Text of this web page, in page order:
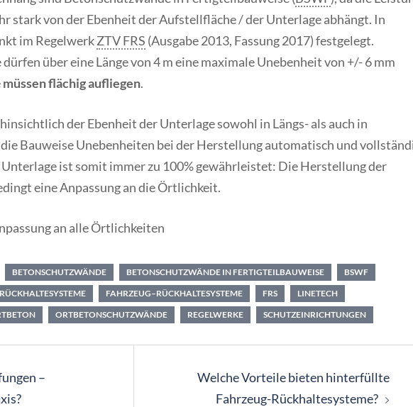
stark von der Ebenheit der Aufstellfläche / der Unterlage abhängt. In
im RegelwerkZTV FRS (Ausgabe 2013, Fassung 2017) festgelegt.
über eine Länge von 4 m eine maximale Unebenheit von +/- 6 mm
müssen flächig aufliegen.
der Ebenheit der Unterlage sowohl in Längs- als auch in
Bauweise Unebenheiten bei der Herstellung automatisch und
ist somit immer zu 100% gewährleistet: Die Herstellung der
eine Anpassung an die Örtlichkeit.
an alle Örtlichkeiten
BETONSCHUTZWÄNDE BETONSCHUTZWÄNDE IN FERTIGTEILBAUWEISE
BSWF
FAHRZEUG–RÜCKHALTESYSTEME FRS
LINETECH
ORTBETONSCHUTZWÄNDE REGELWERKE
SCHUTZEINRICHTUNGEN
–
Welche Vorteile bieten hinterfüllte
Fahrzeug-Rückhaltesysteme?